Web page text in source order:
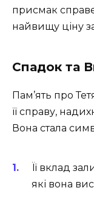
присмак
найвищу ціну
Спадок та
Пам’ять про
її справу,
Вона стала
Її вклад
які вона